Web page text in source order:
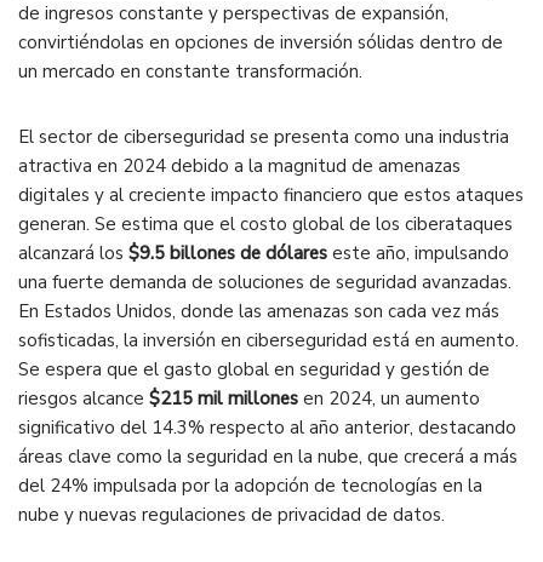
de ingresos constante y perspectivas de expansión,
convirtiéndolas en opciones de inversión sólidas dentro de
un mercado en constante transformación​.
El sector de ciberseguridad se presenta como una industria
atractiva en 2024 debido a la magnitud de amenazas
digitales y al creciente impacto financiero que estos ataques
generan. Se estima que el costo global de los ciberataques
alcanzará los $9.5 billones de dólares este año, impulsando
una fuerte demanda de soluciones de seguridad avanzadas.
En Estados Unidos, donde las amenazas son cada vez más
sofisticadas, la inversión en ciberseguridad está en aumento.
Se espera que el gasto global en seguridad y gestión de
riesgos alcance $215 mil millones en 2024, un aumento
significativo del 14.3% respecto al año anterior, destacando
áreas clave como la seguridad en la nube, que crecerá a más
del 24% impulsada por la adopción de tecnologías en la
nube y nuevas regulaciones de privacidad de datos​.